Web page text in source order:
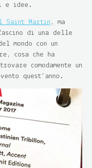
e idee.
Saint Martin , ma
di una delle
mondo con un
cosa che ha
comodamente un
quest’anno.